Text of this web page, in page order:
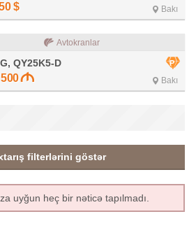
$ Bakı
Avtokranlar
QY25K5-D
Bakı
filterlərini göstər
uyğun heç bir nəticə tapılmadı.